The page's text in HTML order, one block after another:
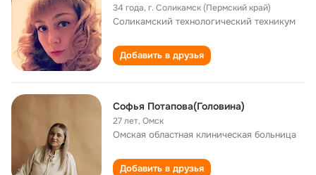
34 года,г. Соликамск (Пермский край)
Соликамский технологический техникум
Добавить в друзья
Софья Потапова(Головина)
27 лет,Омск
Омская областная клиническая больница
Добавить в друзья